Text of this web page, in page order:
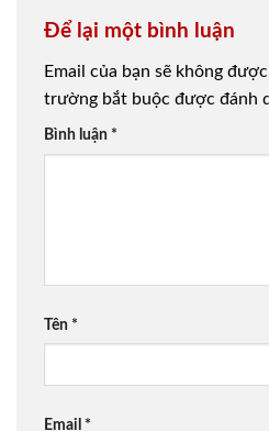
Để lại một bình luận
Email của bạn sẽ không
trường bắt buộc được đánh
Bình luận *
Tên *
Email *